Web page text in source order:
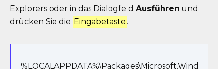
Explorers oder in das Dialogfeld Ausführen und
drücken Sie die Eingabetaste .
%LOCALAPPDATA%\Packages\Microsoft.Wind